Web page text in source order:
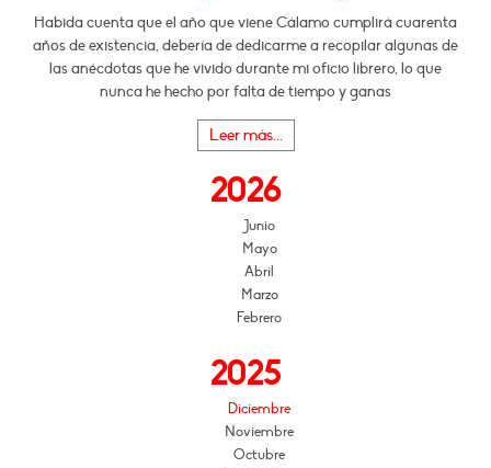
Habida cuenta que el año que viene Cálamo cumplirá cuarenta
años de existencia, debería de dedicarme a recopilar algunas de
las anécdotas que he vivido durante mi oficio librero, lo que
nunca he hecho por falta de tiempo y ganas
Leer más...
2026
Junio
Mayo
Abril
Marzo
Febrero
2025
Diciembre
Noviembre
Octubre